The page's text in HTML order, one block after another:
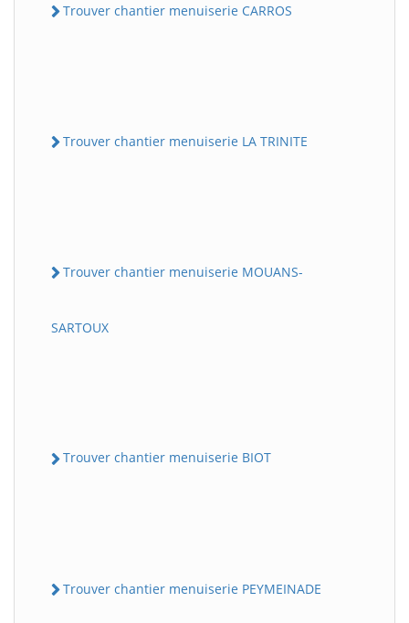
Trouver chantier menuiserie CARROS
Trouver chantier menuiserie LA TRINITE
Trouver chantier menuiserie MOUANS-
SARTOUX
Trouver chantier menuiserie BIOT
Trouver chantier menuiserie PEYMEINADE